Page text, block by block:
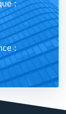
:
: